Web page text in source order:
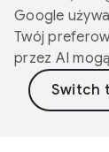
Google
Twój
przez AI